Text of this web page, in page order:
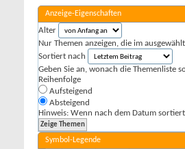
Anzeige-Eigenschaften
Alter
Nur Themen anzeigen, die im
Sortiert nach
Geben Sie an, wonach die Themenliste
Reihenfolge
Aufsteigend
Absteigend
Hinweis: Wenn nach dem Datum
Symbol-Legende